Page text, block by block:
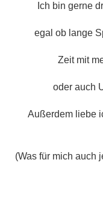
Ich bin gerne
egal ob lange
Zeit mit
oder auch
Außerdem liebe
(Was für mich auch